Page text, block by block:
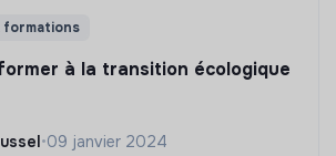
formations
à la transition écologique
•09 janvier 2024